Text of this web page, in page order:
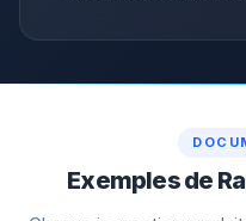
Exemples de